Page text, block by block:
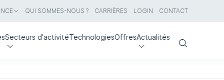
QUI SOMMES-NOUS ? CARRIÈRES LOGIN CONTACT
Secteurs d'activitéTechnologiesOffresActualités
Search